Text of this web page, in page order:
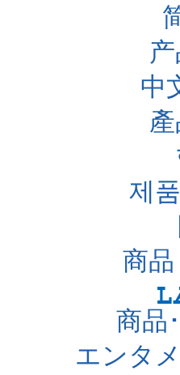
中
제
商
商品
エンタ